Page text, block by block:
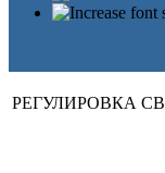
РЕГУЛИРОВКА